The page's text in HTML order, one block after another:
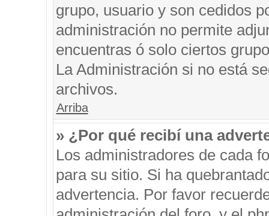
grupo, usuario y son cedidos
administración no permite
encuentras ó solo ciertos
La Administración si no está
archivos.
Arriba
» ¿Por qué recibí una
Los administradores de cada
para su sitio. Si ha
advertencia. Por favor